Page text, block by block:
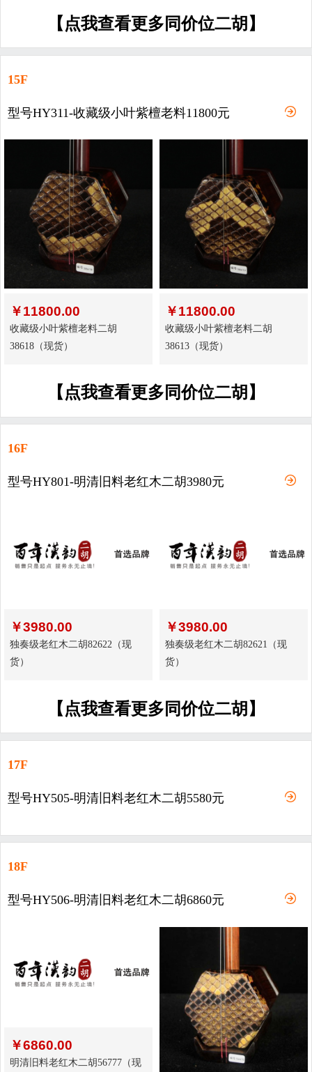
【点我查看更多同价位二胡】
15F
型号HY311-收藏级小叶紫檀老料11800元
￥11800.00
收藏级小叶紫檀老料二胡
38618（现货）
￥11800.00
收藏级小叶紫檀老料二胡
38613（现货）
【点我查看更多同价位二胡】
16F
型号HY801-明清旧料老红木二胡3980元
￥3980.00
独奏级老红木二胡82622（现
货）
￥3980.00
独奏级老红木二胡82621（现
货）
【点我查看更多同价位二胡】
17F
型号HY505-明清旧料老红木二胡5580元
18F
型号HY506-明清旧料老红木二胡6860元
￥6860.00
明清旧料老红木二胡56777（现